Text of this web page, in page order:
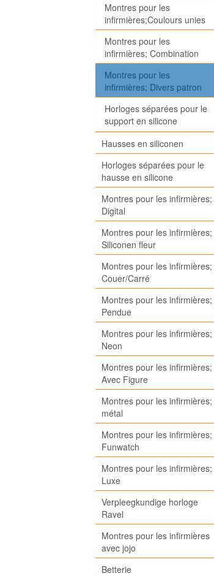
Montres pour les
infirmières;Coulours unies
Montres pour les
infirmières; Combination
Montres pour les
infirmières; Divers patron
Horloges séparées pour le
support en silicone
Hausses en siliconen
Horloges séparées pour le
hausse en silicone
Montres pour les infirmières;
Digital
Montres pour les infirmières;
Siliconen fleur
Montres pour les infirmières;
Couer/Carré
Montres pour les infirmières;
Pendue
Montres pour les infirmières;
Neon
Montres pour les infirmières;
Avec Figure
Montres pour les infirmières;
métal
Montres pour les infirmières;
Funwatch
Montres pour les infirmières;
Luxe
Verpleegkundige horloge
Ravel
Montres pour les infirmières
avec jojo
Betterie